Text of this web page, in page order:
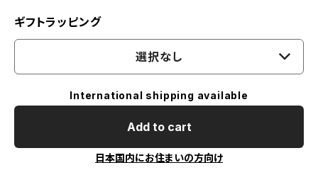
ギフトラッピング
選択なし
International shipping available
Add to cart
日本国内にお住まいの方向け